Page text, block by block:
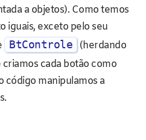
a objetos). Como temos
iguais, exceto pelo seu
BtControle
(herdando
criamos cada botão como
código manipulamos a